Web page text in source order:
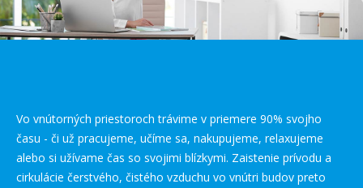
Vo vnútorných priestoroch trávime v priemere 90% svojho
času - či už pracujeme, učíme sa, nakupujeme, relaxujeme
alebo si užívame čas so svojimi blízkymi. Zaistenie prívodu a
cirkulácie čerstvého, čistého vzduchu vo vnútri budov preto